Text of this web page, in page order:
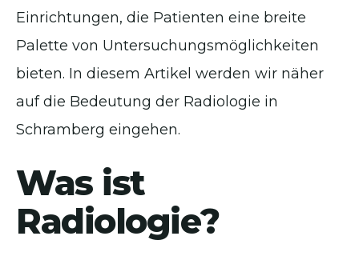
Einrichtungen, die Patienten eine breite
Palette von Untersuchungsmöglichkeiten
bieten. In diesem Artikel werden wir näher
auf die Bedeutung der Radiologie in
Schramberg eingehen.
Was ist
Radiologie?